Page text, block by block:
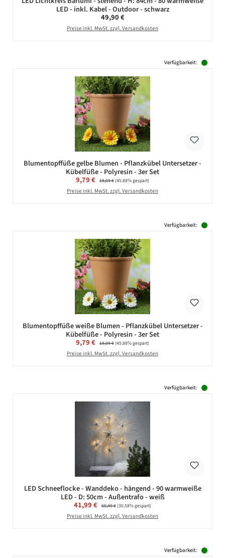
LED - inkl. Kabel - Outdoor - schwarz
Regulärer Preis:
49,90 €
Preise inkl. MwSt. zzgl. Versandkosten
Verfügbarkeit:
Blumentopffüße gelbe Blumen - Pflanzkübel Untersetzer -
Kübelfüße - Polyresin - 3er Set
Verkaufspreis:
9,79 € Regulärer Preis:
18,09 €(45.88% gespart)
Preise inkl. MwSt. zzgl. Versandkosten
Verfügbarkeit:
Blumentopffüße weiße Blumen - Pflanzkübel Untersetzer -
Kübelfüße - Polyresin - 3er Set
Verkaufspreis:
9,79 € Regulärer Preis:
18,09 €(45.88% gespart)
Preise inkl. MwSt. zzgl. Versandkosten
Verfügbarkeit:
LED Schneeflocke - Wanddeko - hängend - 90 warmweiße
LED - D: 50cm - Außentrafo - weiß
Verkaufspreis:
41,99 € Regulärer Preis:
60,49 €(30.58% gespart)
Preise inkl. MwSt. zzgl. Versandkosten
Verfügbarkeit: